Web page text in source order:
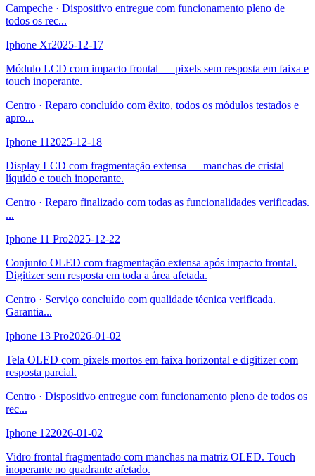
Campeche · Dispositivo entregue com funcionamento pleno de
todos os rec...
Iphone Xr2025-12-17
Módulo LCD com impacto frontal — pixels sem resposta em faixa e
touch inoperante.
Centro · Reparo concluído com êxito, todos os módulos testados e
apro...
Iphone 112025-12-18
Display LCD com fragmentação extensa — manchas de cristal
líquido e touch inoperante.
Centro · Reparo finalizado com todas as funcionalidades verificadas.
...
Iphone 11 Pro2025-12-22
Conjunto OLED com fragmentação extensa após impacto frontal.
Digitizer sem resposta em toda a área afetada.
Centro · Serviço concluído com qualidade técnica verificada.
Garantia...
Iphone 13 Pro2026-01-02
Tela OLED com pixels mortos em faixa horizontal e digitizer com
resposta parcial.
Centro · Dispositivo entregue com funcionamento pleno de todos os
rec...
Iphone 122026-01-02
Vidro frontal fragmentado com manchas na matriz OLED. Touch
inoperante no quadrante afetado.